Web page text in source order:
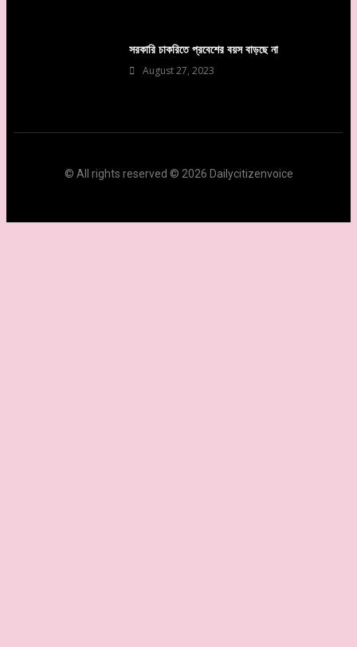
সরকারি চাকরিতে প্রবেশের বয়স বাড়ছে না
August 27, 2023
© All rights reserved © 2026 Dailycitizenvoice